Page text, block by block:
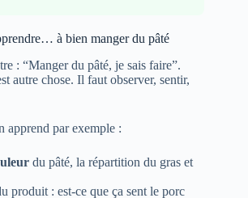
à bien manger du pâté
: “Manger du pâté, je sais faire”.
autre chose. Il faut observer, sentir,
apprend par exemple :
du pâté, la répartition du gras et
produit : est-ce que ça sent le porc